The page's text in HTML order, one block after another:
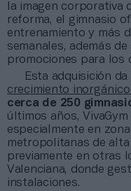
la imagen corporativa
reforma, el gimnasio
entrenamiento y más
semanales, además
promociones para los
Esta adquisición
crecimiento
cerca de 250
últimos años,
especialmente en
metropolitanas de
previamente en otras
Valenciana, donde
instalaciones.